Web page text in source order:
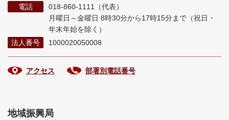
電話
018-860-1111（代表）
月曜日～金曜日 8時30分から17時15分まで （祝日・
年末年始を除く）
法人番号
1000020050008
アクセス 部署別電話番号
地域振興局